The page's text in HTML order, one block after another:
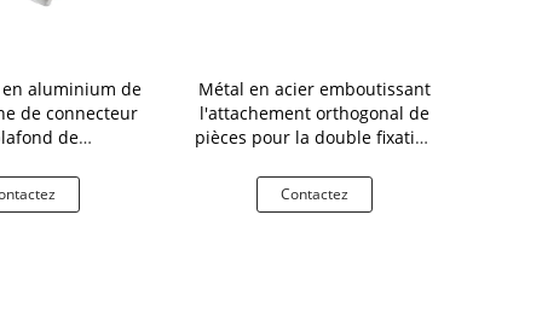
en aluminium de
de connecteur
de
Métal en acier emboutissant
l'attachement orthogonal de
pièces pour la double fixation
Contactez